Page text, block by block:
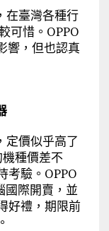
在臺灣各種行
可惜。OPPO
響，但也認真
定價似乎高了
種價差不
考驗。OPPO
國際開賣，並
好禮，期限前